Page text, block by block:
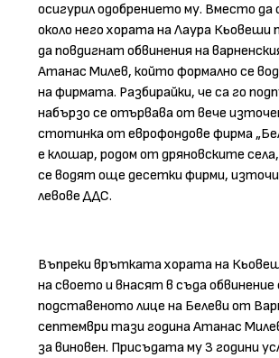
осигурил одобрението му. Вместо да
около него хората на Лаура
да повдигнат обвинения на
Атанас Милев, който формално се
на фирмата. Разбирайки, че са го
набързо се отървава от вече
стотинка от еврофондове фирма
е клошар, родом от дряновските
се водят още десетки фирми,
левове ДДС.
Въпреки врътката хората на
на своето и внасят в съда
подставеното лице на Белеви от
септември тази година Атанас
за виновен. Присъдата му 3 години